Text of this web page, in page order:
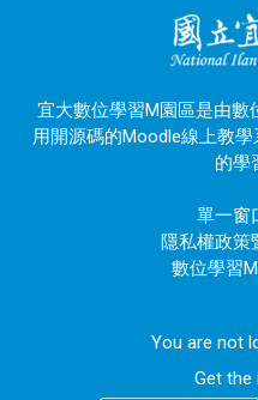
宜大數位學習M園區是由
用開源碼的Moodle線上教
的學
單一窗
隱私權政策
數位學習
You are not
Get the